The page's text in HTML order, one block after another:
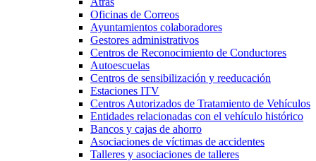
Oficinas de Correos
Ayuntamientos colaboradores
Gestores administrativos
Centros de Reconocimiento de Conductores
Autoescuelas
Centros de sensibilización y reeducación
Estaciones ITV
Centros Autorizados de Tratamiento de Vehículos
Entidades relacionadas con el vehículo histórico
Bancos y cajas de ahorro
Asociaciones de víctimas de accidentes
Talleres y asociaciones de talleres